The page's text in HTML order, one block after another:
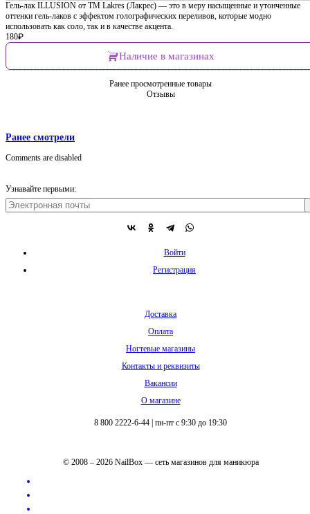
Гель-лак ILLUSION от TM Lakres (Лакрес) — это в меру насыщенные и утонченные
оттенки гель-лаков с эффектом голографических переливов, которые модно
использовать как соло, так и в качестве акцента.
180₽
Наличие в магазинах
Ранее просмотренные товары
Отзывы
Ранее смотрели
Comments are disabled
Узнавайте первыми:
Войти
Регистрация
Доставка
Оплата
Ногтевые магазины
Контакты и реквизиты
Вакансии
О магазине
8 800 2222-6-44 пн-пт с 9:30 до 19:30
© 2008 – 2026 NailBox — сеть магазинов для маникюра